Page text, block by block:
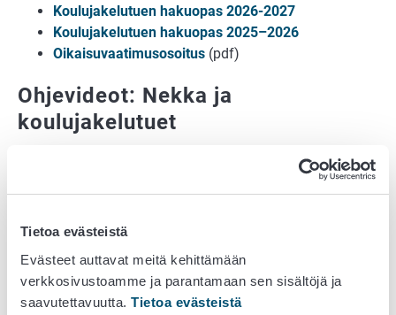
Tietoa evästeistä
Evästeet auttavat meitä kehittämään
verkkosivustoamme ja parantamaan sen sisältöjä ja
saavutettavuutta. Tietoa evästeistä
Koulujakelutuen hakuopas 2026-2027
Koulujakelutuen hakuopas 2025–2026
Oikaisuvaatimusosoitus (pdf)
Ohjevideot: Nekka ja
koulujakelutuet
Näin kirjaudut palveluun ja rekisteröidyt tuen
kokoonpanoja
lähetät lukuvuositiedot
Näin teet koulumaitotukihakemuksen